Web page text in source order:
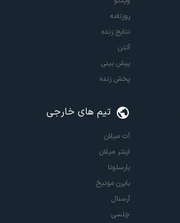
روزنامه
نتایج زنده
آنتن
پیش بینی
پخش زنده
تیم های خارجی
آث میلان
اینتر میلان
بارسلونا
بایرن مونیخ
آرسنال
چلسی